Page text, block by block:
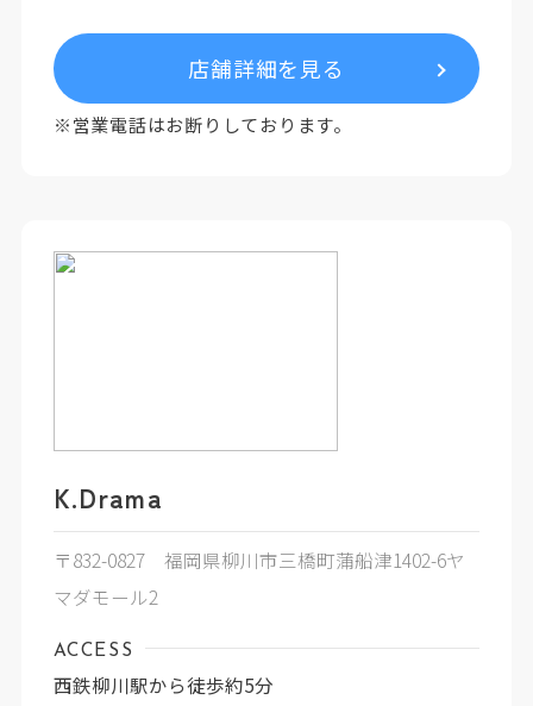
店舗詳細を見る
※営業電話はお断りしております。
K.Drama
〒832-0827 福岡県柳川市三橋町蒲船津1402-6ヤ
マダモール2
ACCESS
西鉄柳川駅から徒歩約5分